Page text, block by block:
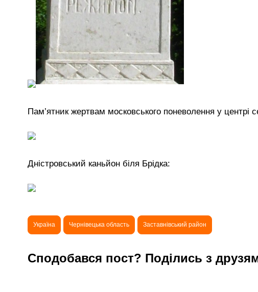
Пам’ятник жертвам московського поневолення у центрі
Дністровський каньйон біля Брідка:
Україна Чернівецька область Заставнівський район
Сподобався пост? Поділись з